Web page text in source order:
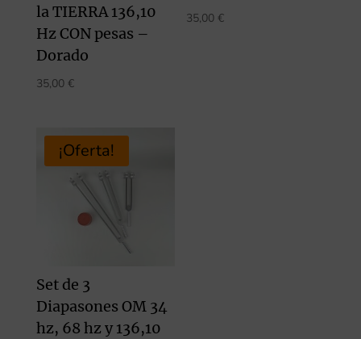
la TIERRA 136,10
Hz CON pesas –
Dorado
35,00 €
35,00 €
¡Oferta!
Set de 3
Diapasones OM 34
hz, 68 hz y 136,10